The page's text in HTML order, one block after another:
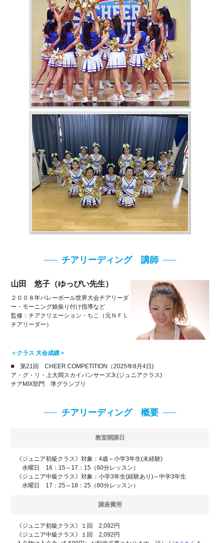
チアリーディング 講師
山田 悠子（ゆっぴい先生）
２００８年バレーボール世界大会チアリーダ
ー・モーニング娘振り付け指導など
監修：チアクリエーション・ちこ（元ＮＦＬ
チアリーダー）
＜クラス 大会成績＞
■ 第21回 CHEER COMPETITION（2025年8月4日)
ア・グ・リ・上大岡スカイパンサーズJr.(ジュニアクラス)
チアMIX部門 準グランプリ
チアリーディング 概要
教室開講日
《ジュニア初級クラス》対象：4歳～小学3年生(未経験)
水曜日 16：15～17：15（60分レッスン）
《ジュニア中級クラス》対象：小学3年生(経験あり)～中学3年生
水曜日 17：25～18：25（60分レッスン）
講座費用
《ジュニア初級クラス》１回 2,092円
《ジュニア中級クラス》１回 2,092円